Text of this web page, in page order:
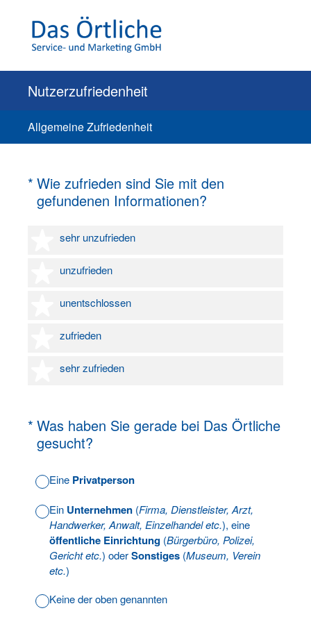
Nutzerzufriedenheit
Allgemeine Zufriedenheit
* Wie zufrieden sind Sie mit den
gefundenen Informationen?
(Erforderlich.)
sehr unzufrieden
1 Stern
unzufrieden
2 Sterne
unentschlossen
3 Sterne
zufrieden
4 Sterne
sehr zufrieden
5 Sterne
* Was haben Sie gerade bei Das Örtliche
gesucht?
(Erforderlich.)
Eine Privatperson
Ein Unternehmen (Firma, Dienstleister, Arzt,
Handwerker, Anwalt, Einzelhandel etc.), eine
öffentliche Einrichtung (Bürgerbüro, Polizei,
Gericht etc.) oderSonstiges (Museum, Verein
etc.)
Keine der oben genannten